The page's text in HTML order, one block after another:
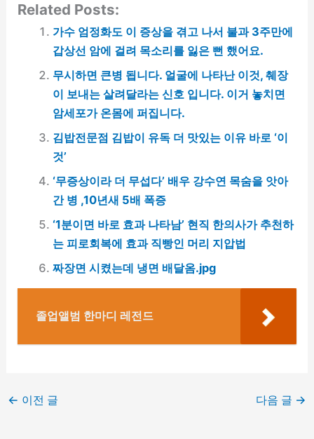
Related Posts:
가수 엄정화도 이 증상을 겪고 나서 불과 3주만에
갑상선 암에 걸려 목소리를 잃은 뻔 했어요.
무시하면 큰병 됩니다. 얼굴에 나타난 이것, 췌장
이 보내는 살려달라는 신호 입니다. 이거 놓치면
암세포가 온몸에 퍼집니다.
김밥전문점 김밥이 유독 더 맛있는 이유 바로 ‘이
것’
‘무증상이라 더 무섭다’ 배우 강수연 목숨을 앗아
간 병 ,10년새 5배 폭증
‘1분이면 바로 효과 나타남’ 현직 한의사가 추천하
는 피로회복에 효과 직빵인 머리 지압법
짜장면 시켰는데 냉면 배달옴.jpg
졸업앨범 한마디 레전드
← 이전 글 다음 글 →